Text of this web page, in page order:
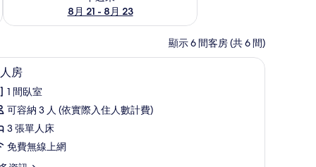
8月 21 - 8月 23
顯示 6 間客房 (共 6 間)
無線上網 書桌、隔音、熨斗/熨衣板、免費無線上網
11 房
1 間臥室
可容納 3 人 (依實際入住人數計費)
3 張單人床
免費無線上網